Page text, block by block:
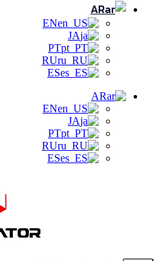
AR
EN
JA
PT
RU
ES
AR
EN
JA
PT
RU
ES